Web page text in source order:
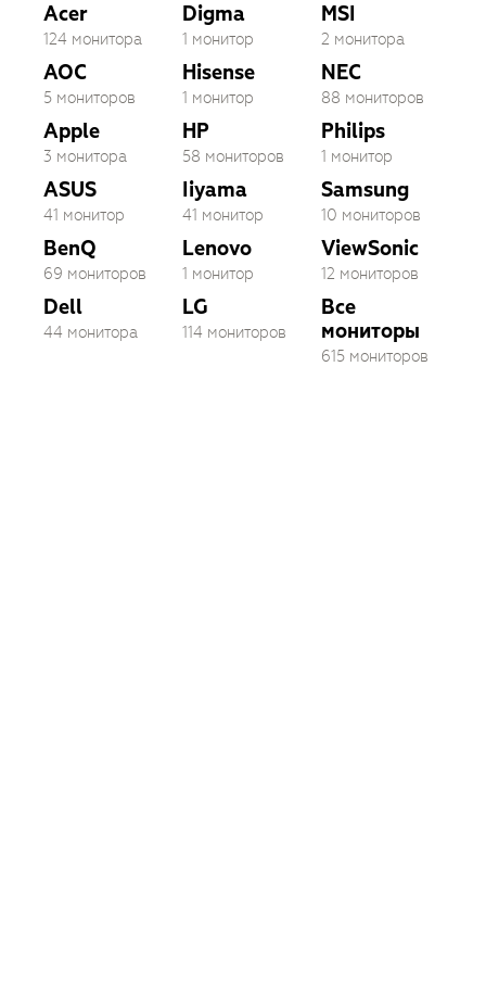
Acer
124 монитора
AOC
5 мониторов
Apple
3 монитора
ASUS
41 монитор
BenQ
69 мониторов
Dell
44 монитора
Digma
1 монитор
Hisense
1 монитор
HP
58 мониторов
Iiyama
41 монитор
Lenovo
1 монитор
LG
114 мониторов
MSI
2 монитора
NEC
88 мониторов
Philips
1 монитор
Samsung
10 мониторов
ViewSonic
12 мониторов
Все
мониторы
615 мониторов